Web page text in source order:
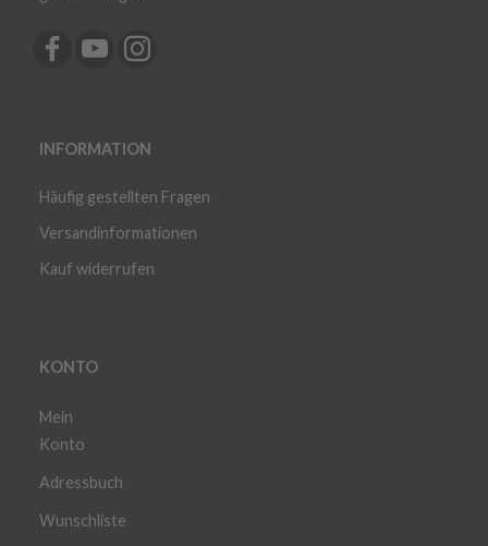
INFORMATION
Häufig gestellten Fragen
Versandinformationen
Kauf widerrufen
KONTO
Mein
Konto
Adressbuch
Wunschliste